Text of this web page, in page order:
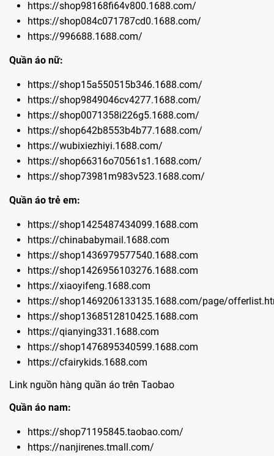
https://shop98168fi64v800.1688.com/
https://shop084c071787cd0.1688.com/
https://996688.1688.com/
Quần áo nữ:
https://shop15a550515b346.1688.com/
https://shop9849046cv4277.1688.com/
https://shop0071358i226g5.1688.com/
https://shop642b8553b4b77.1688.com/
https://wubixiezhiyi.1688.com/
https://shop66316o70561s1.1688.com/
https://shop73981m983v523.1688.com/
Quần áo trẻ em:
https://shop1425487434099.1688.com
https://chinababymail.1688.com
https://shop1436979577540.1688.com
https://shop1426956103276.1688.com
https://xiaoyifeng.1688.com
https://shop1469206133135.1688.com/page/
https://shop1368512810425.1688.com
https://qianying331.1688.com
https://shop1476895340599.1688.com
https://cfairykids.1688.com
Link nguồn hàng quần áo trên Taobao
Quần áo nam:
https://shop71195845.taobao.com/
https://nanjirenes.tmall.com/